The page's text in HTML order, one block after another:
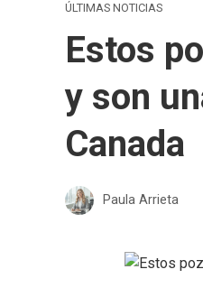
ÚLTIMAS NOTICIAS
Estos
y son
Canada
Paula Arrieta